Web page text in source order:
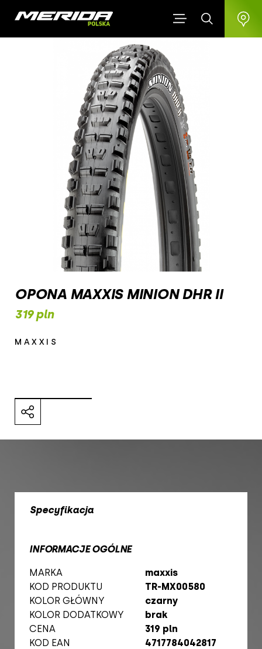
OPONA MAXXIS MINION DHR II
319 pln
MAXXIS
Specyfikacja
INFORMACJE OGÓLNE
MARKA
maxxis
KOD PRODUKTU
TR-MX00580
KOLOR GŁÓWNY
czarny
KOLOR DODATKOWY
brak
CENA
319 pln
KOD EAN
4717784042817